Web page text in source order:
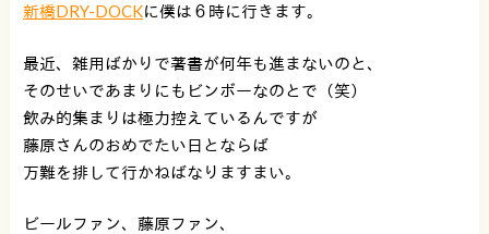
新橋DRY-DOCKに僕は６時に行きます。
最近、雑用ばかりで著書が何年も進まないのと、
そのせいであまりにもビンボーなのとで（笑）
飲み的集まりは極力控えているんですが
藤原さんのおめでたい日とならば
万難を排して行かねばなりますまい。
ビールファン、藤原ファン、